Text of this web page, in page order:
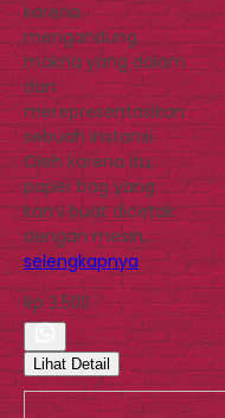
karena
mengandung
makna yang dalam
dan
merepresentasikan
sebuah instansi.
Oleh karena itu,
paper bag yang
kami buat dicetak
dengan mesin…
selengkapnya
Rp 3.500
Lihat Detail